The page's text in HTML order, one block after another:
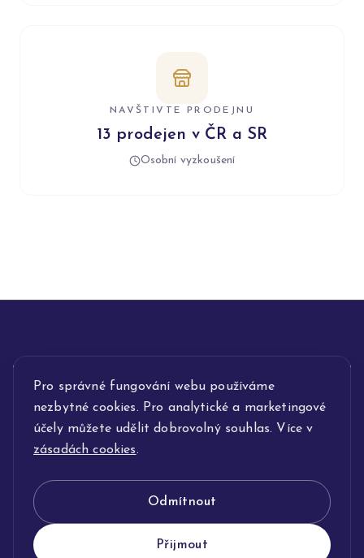
Pro správné fungování webu používáme
nezbytné cookies. Pro analytické a marketingové
účely můžete udělit dobrovolný souhlas. Více v
zásadách cookies.
Odmítnout
Přijmout
NAVŠTIVTE PRODEJNU
13 prodejen v ČR a SR
Osobní vyzkoušení
INFORMACE
POPIS SLUŽEB
KLENOTNICTVÍ JOLLEO